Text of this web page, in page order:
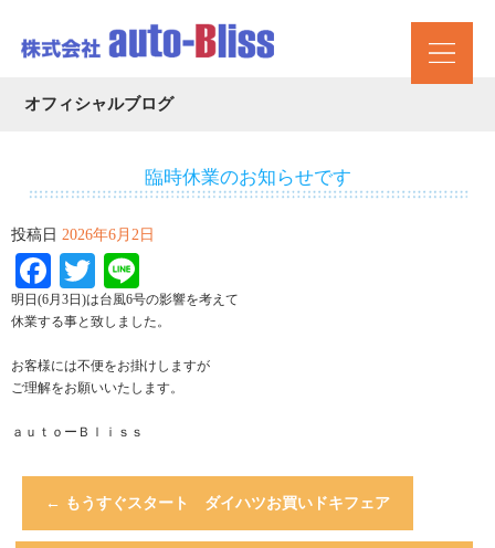
オフィシャルブログ
臨時休業のお知らせです
投稿日 2026年6月2日
Facebook
Twitter
明日(6月3日)は台風6号の影響を考えて
休業する事と致しました。
お客様には不便をお掛けしますが
ご理解をお願いいたします。
ａｕｔｏーＢｌｉｓｓ
← もうすぐスタート ダイハツお買いドキフェア